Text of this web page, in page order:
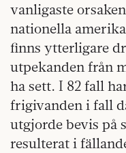
vanligaste
nationella
finns ytterligare
utpekanden från
ha sett. I 82 fall
frigivanden i fall
utgjorde bevis på
resulterat i